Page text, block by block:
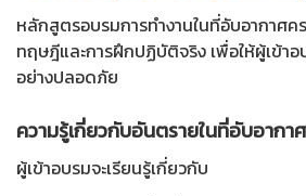
หลักสูตรอบรมการทำงานในที่อับอากาศ
ทฤษฎีและการฝึกปฏิบัติจริง เพื่อให้ผู้เข้าอ
อย่างปลอดภัย
ความรู้เกี่ยวกับอันตรายในที่อับอากาศ
ผู้เข้าอบรมจะเรียนรู้เกี่ยวกับ